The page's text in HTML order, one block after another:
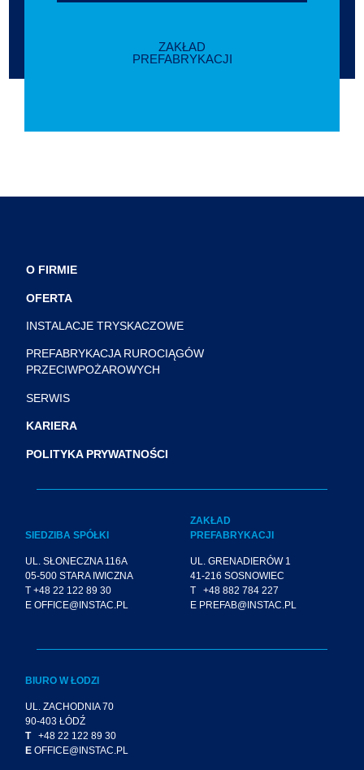
ZAKŁAD
PREFABRYKACJI
O FIRMIE
OFERTA
INSTALACJE TRYSKACZOWE
PREFABRYKACJA RUROCIĄGÓW
PRZECIWPOŻAROWYCH
SERWIS
KARIERA
POLITYKA PRYWATNOŚCI
SIEDZIBA SPÓŁKI
UL. SŁONECZNA 116A
05-500 STARA IWICZNA
T +48 22 122 89 30
E OFFICE@INSTAC.PL
ZAKŁAD
PREFABRYKACJI
UL. GRENADIERÓW 1
41-216 SOSNOWIEC
T +48 882 784 227
E PREFAB@INSTAC.PL
BIURO W ŁODZI
UL. ZACHODNIA 70
90-403 ŁÓDŹ
T+48 22 122 89 30
EOFFICE@INSTAC.PL